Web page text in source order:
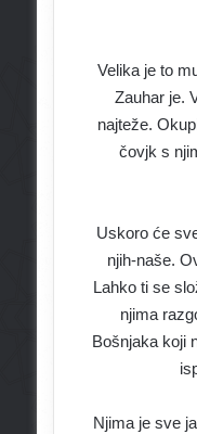
Velika je to
Zauhar je.
najteže.
čovjk s
Uskoro će
njih-naše.
Lahko ti se
njima
Bošnjaka koji
Njima je sve